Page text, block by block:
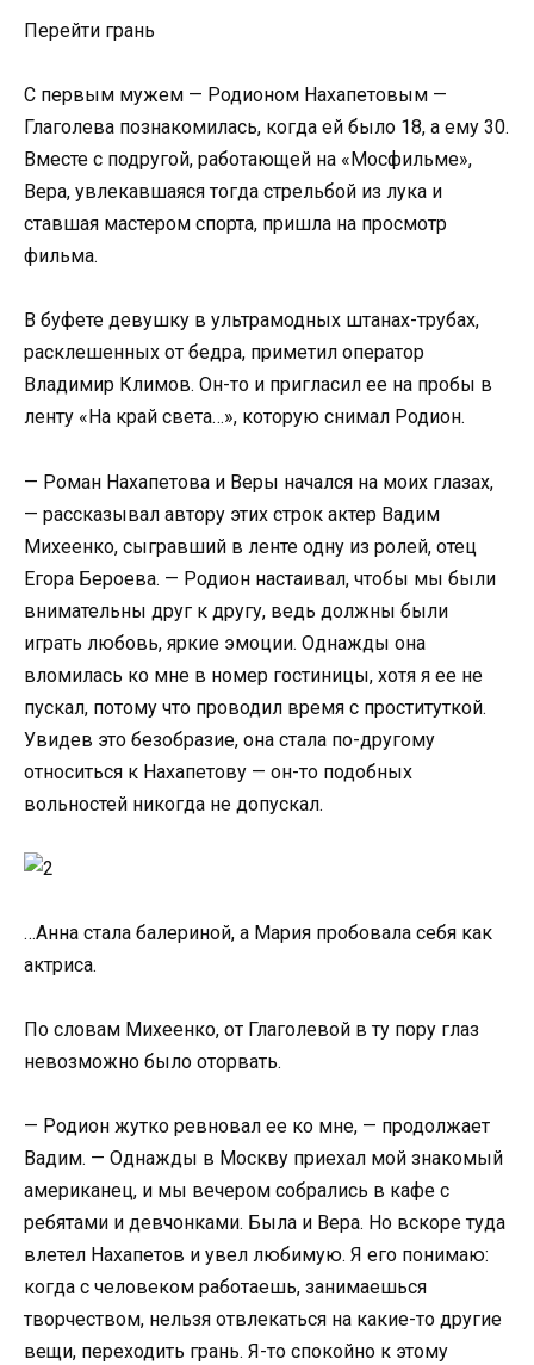
Перейти грань
С первым мужем — Родионом Нахапетовым —
Глаголева познакомилась, когда ей было 18, а ему 30.
Вместе с подругой, работающей на «Мосфильме»,
Вера, увлекавшаяся тогда стрельбой из лука и
ставшая мастером спорта, пришла на просмотр
фильма.
В буфете девушку в ультрамодных штанах-трубах,
расклешенных от бедра, приметил оператор
Владимир Климов. Он-то и пригласил ее на пробы в
ленту «На край света…», которую снимал Родион.
— Роман Нахапетова и Веры начался на моих глазах,
— рассказывал автору этих строк актер Вадим
Михеенко, сыгравший в ленте одну из ролей, отец
Егора Бероева. — Родион настаивал, чтобы мы были
внимательны друг к другу, ведь должны были
играть любовь, яркие эмоции. Однажды она
вломилась ко мне в номер гостиницы, хотя я ее не
пускал, потому что проводил время с проституткой.
Увидев это безобразие, она стала по-другому
относиться к Нахапетову — он-то подобных
вольностей никогда не допускал.
…Анна стала балериной, а Мария пробовала себя как
актриса.
По словам Михеенко, от Глаголевой в ту пору глаз
невозможно было оторвать.
— Родион жутко ревновал ее ко мне, — продолжает
Вадим. — Однажды в Москву приехал мой знакомый
американец, и мы вечером собрались в кафе с
ребятами и девчонками. Была и Вера. Но вскоре туда
влетел Нахапетов и увел любимую. Я его понимаю:
когда с человеком работаешь, занимаешься
творчеством, нельзя отвлекаться на какие-то другие
вещи, переходить грань. Я-то спокойно к этому